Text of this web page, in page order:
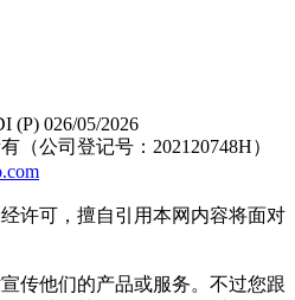
(P) 026/05/2026
（公司登记号：202120748H）
许可，擅自引用本网内容将面对
传他们的产品或服务。不过您跟